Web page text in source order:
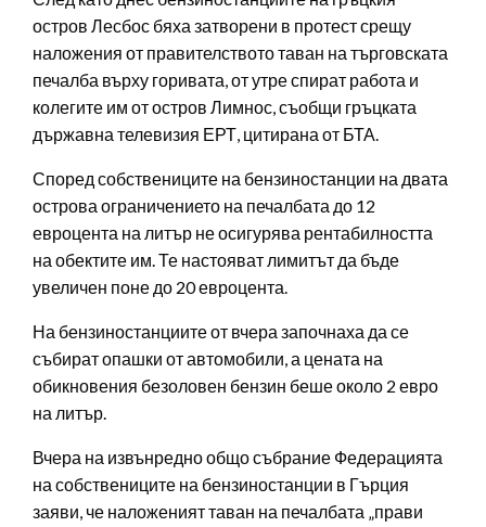
остров Лесбос бяха затворени в протест срещу
наложения от правителството таван на търговската
печалба върху горивата, от утре спират работа и
колегите им от остров Лимнос, съобщи гръцката
държавна телевизия ЕРТ, цитирана от БТА.
Според собствениците на бензиностанции на двата
острова ограничението на печалбата до 12
евроцента на литър не осигурява рентабилността
на обектите им. Те настояват лимитът да бъде
увеличен поне до 20 евроцента.
На бензиностанциите от вчера започнаха да се
събират опашки от автомобили, а цената на
обикновения безоловен бензин беше около 2 евро
на литър.
Вчера на извънредно общо събрание Федерацията
на собствениците на бензиностанции в Гърция
заяви, че наложеният таван на печалбата „прави